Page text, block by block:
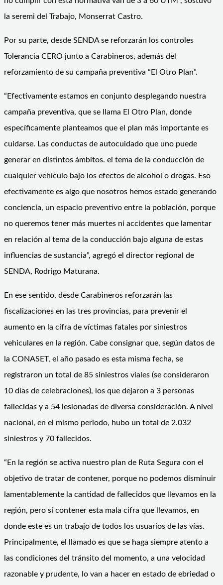
la seremi del Trabajo, Monserrat Castro.
Por su parte, desde SENDA se reforzarán los controles
Tolerancia CERO junto a Carabineros, además del
reforzamiento de su campaña preventiva “El Otro Plan”.
“Efectivamente estamos en conjunto desplegando nuestra
campaña preventiva, que se llama El Otro Plan, donde
específicamente planteamos que el plan más importante es
cuidarse. Las conductas de autocuidado que uno puede
generar en distintos ámbitos. el tema de la conducción de
cualquier vehículo bajo los efectos de alcohol o drogas. Eso
efectivamente es algo que nosotros hemos estado generando
conciencia, un espacio preventivo entre la población, porque
no queremos tener más muertes ni accidentes que lamentar
en relación al tema de la conducción bajo alguna de estas
influencias de sustancia”, agregó el director regional de
SENDA, Rodrigo Maturana.
En ese sentido, desde Carabineros reforzarán las
fiscalizaciones en las tres provincias, para prevenir el
aumento en la cifra de víctimas fatales por siniestros
vehiculares en la región. Cabe consignar que, según datos de
la CONASET, el año pasado es esta misma fecha, se
registraron un total de 85 siniestros viales (se consideraron
10 días de celebraciones), los que dejaron a 3 personas
fallecidas y a 54 lesionadas de diversa consideración. A nivel
nacional, en el mismo periodo, hubo un total de 2.032
siniestros y 70 fallecidos.
“En la región se activa nuestro plan de Ruta Segura con el
objetivo de tratar de contener, porque no podemos disminuir
lamentablemente la cantidad de fallecidos que llevamos en la
región, pero sí contener esta mala cifra que llevamos, en
donde este es un trabajo de todos los usuarios de las vías.
Principalmente, el llamado es que se haga siempre atento a
las condiciones del tránsito del momento, a una velocidad
razonable y prudente, lo van a hacer en estado de ebriedad o